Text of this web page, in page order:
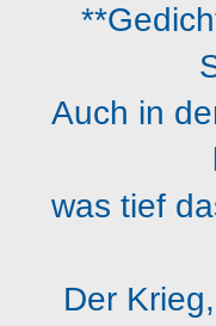
Auch in
was tief
Der